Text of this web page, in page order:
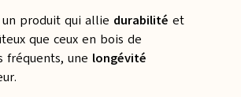
produit qui allie durabilité et
que ceux en bois de
fréquents, une longévité